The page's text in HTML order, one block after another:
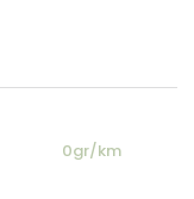
0gr/km